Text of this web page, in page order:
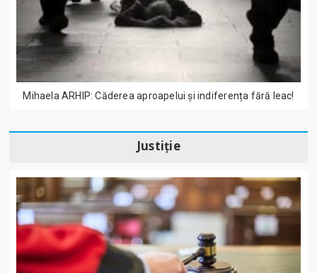
Mihaela ARHIP: Căderea aproapelui și indiferența fără leac!
Justiție